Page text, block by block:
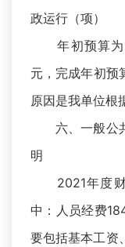
政运行（项）
年初预算为
元，完成年初预
原因是我单位根
六、一般公共
明
2021年度财
中：人员经费
要包括基本工资